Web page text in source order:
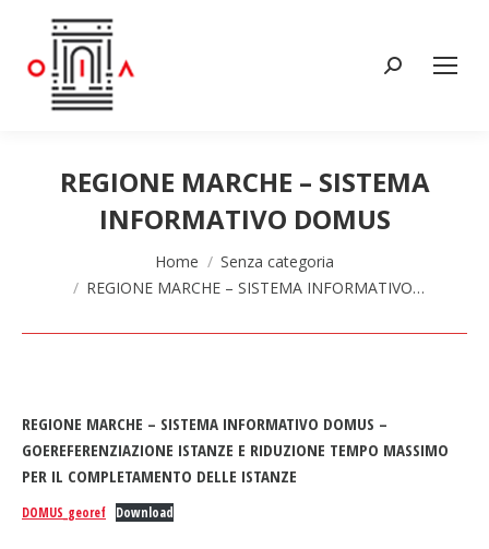
Cerca:
REGIONE MARCHE – SISTEMA
INFORMATIVO DOMUS
Home
Senza categoria
REGIONE MARCHE – SISTEMA INFORMATIVO…
REGIONE MARCHE – SISTEMA INFORMATIVO DOMUS –
GOEREFERENZIAZIONE ISTANZE E RIDUZIONE TEMPO MASSIMO
PER IL COMPLETAMENTO DELLE ISTANZE
DOMUS_georef Download